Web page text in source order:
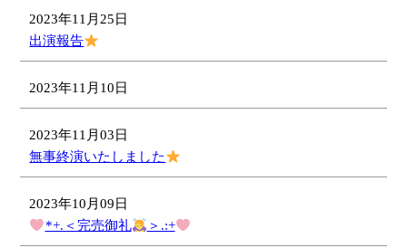
2023年11月25日
出演報告
2023年11月10日
2023年11月03日
無事終演いたしました
2023年10月09日
*+.＜完売御礼
＞.:+